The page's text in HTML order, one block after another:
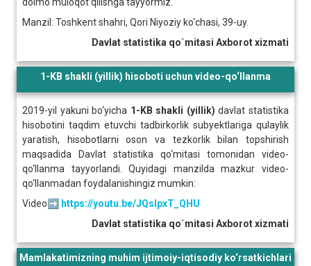
Manzil: Toshkent shahri, Qori Niyoziy ko‘chasi, 39-uy.
Davlat statistika qo`mitasi Axborot xizmati
1-KB shakli (yillik) hisoboti uchun video-qo‘llanma
2019-yil yakuni bo‘yicha 1-KB shakli (yillik)davlat statistika
hisobotini taqdim etuvchi tadbirkorlik subyektlariga qulaylik
yaratish, hisobotlarni oson va tezkorlik bilan topshirish
maqsadida Davlat statistika qo‘mitasi tomonidan video-
qo‘llanma tayyorlandi. Quyidagi manzilda mazkur video-
qo‘llanmadan foydalanishingiz mumkin:
Video➡️ https://youtu.be/JQsIpxT_QHU
Davlat statistika qo`mitasi Axborot xizmati
Mamlakatimizning muhim ijtimoiy-iqtisodiy ko‘rsatkichlari